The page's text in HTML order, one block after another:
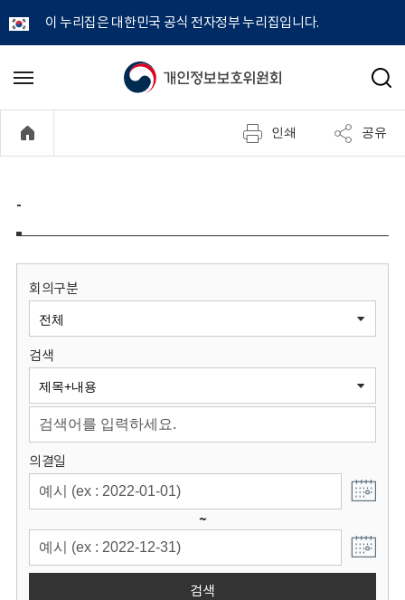
이 누리집은 대한민국 공식 전자정부 누리집입니다.
개
정
보
원
회
메
기
검
인쇄 공유
-
회의구분
검색
의결일
~
검색